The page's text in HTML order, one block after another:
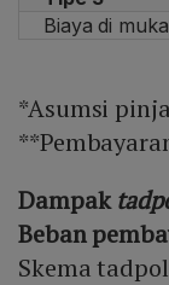
Biaya di
*Asumsi
Dampak
Beban
Skema